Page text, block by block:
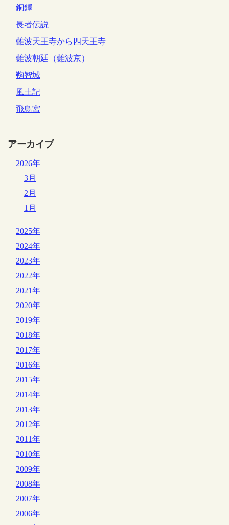
銅鐸
長者伝説
難波天王寺から四天王寺
難波朝廷（難波京）
鞠智城
風土記
飛鳥宮
アーカイブ
2026年
3月
2月
1月
2025年
2024年
2023年
2022年
2021年
2020年
2019年
2018年
2017年
2016年
2015年
2014年
2013年
2012年
2011年
2010年
2009年
2008年
2007年
2006年